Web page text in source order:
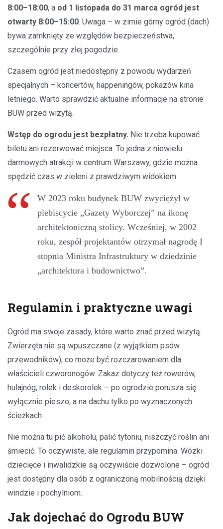
8:00–18:00, a od 1 listopada do 31 marca ogród jest
otwarty 8:00–15:00. Uwaga – w zimie górny ogród (dach)
bywa zamknięty ze względów bezpieczeństwa,
szczególnie przy złej pogodzie.
Czasem ogród jest niedostępny z powodu wydarzeń
specjalnych – koncertów, happeningów, pokazów kina
letniego. Warto sprawdzić aktualne informacje na stronie
BUW przed wizytą.
Wstęp do ogrodu jest bezpłatny. Nie trzeba kupować
biletu ani rezerwować miejsca. To jedna z niewielu
darmowych atrakcji w centrum Warszawy, gdzie można
spędzić czas w zieleni z prawdziwym widokiem.
W 2023 roku budynek BUW zwyciężył w
plebiscycie „Gazety Wyborczej” na ikonę
architektoniczną stolicy. Wcześniej, w 2002
roku, zespół projektantów otrzymał nagrodę I
stopnia Ministra Infrastruktury w dziedzinie
„architektura i budownictwo”.
Regulamin i praktyczne uwagi
Ogród ma swoje zasady, które warto znać przed wizytą.
Zwierzęta nie są wpuszczane (z wyjątkiem psów
przewodników), co może być rozczarowaniem dla
właścicieli czworonogów. Zakaz dotyczy też rowerów,
hulajnóg, rolek i deskorolek – po ogrodzie porusza się
wyłącznie pieszo, a na dachu tylko po wyznaczonych
ścieżkach.
Nie można tu pić alkoholu, palić tytoniu, niszczyć roślin ani
śmiecić. To oczywiste, ale regulamin przypomina. Wózki
dziecięce i inwalidzkie są oczywiście dozwolone – ogród
jest dostępny dla osób z ograniczoną mobilnością dzięki
windzie i pochylniom.
Jak dojechać do Ogrodu BUW